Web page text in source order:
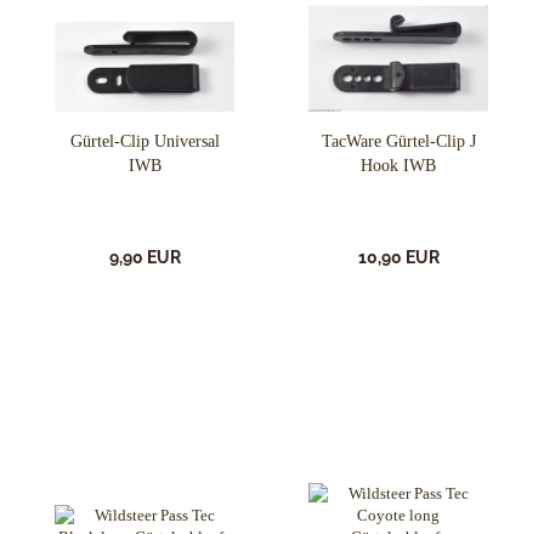
Gürtel-Clip Universal
IWB
9,90 EUR
TacWare Gürtel-Clip J
Hook IWB
10,90 EUR